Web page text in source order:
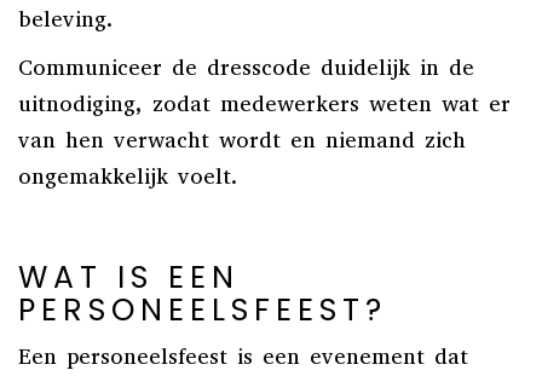
beleving.
Communiceer de dresscode duidelijk in de
uitnodiging, zodat medewerkers weten wat er
van hen verwacht wordt en niemand zich
ongemakkelijk voelt.
WAT IS EEN
PERSONEELSFEEST?
Een personeelsfeest is een evenement dat